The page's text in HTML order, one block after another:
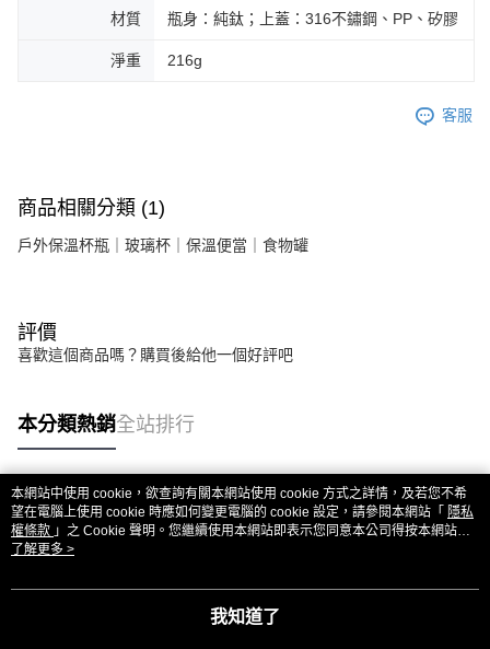
材質 瓶身：純鈦；上蓋：316不鏽鋼、PP、矽膠
淨重 216g
客服
商品相關分類 (1)
戶外保溫杯瓶｜玻璃杯｜保溫便當｜食物罐
評價
喜歡這個商品嗎？購買後給他一個好評吧
本分類熱銷全站排行
熱門標籤
本網站中使用 cookie，欲查詢有關本網站使用 cookie 方式之詳情，及若您不希
望在電腦上使用 cookie 時應如何變更電腦的 cookie 設定，請參閱本網站「 隱私
權條款 」之 Cookie 聲明。您繼續使用本網站即表示您同意本公司得按本網站使
用條款之 Cookie 聲明使用 cookie。
了解更多 >
我知道了